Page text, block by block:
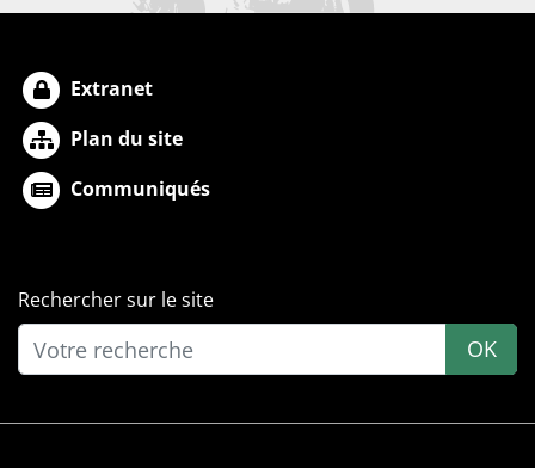
Extranet
Plan du site
Communiqués
Rechercher sur le site
OK